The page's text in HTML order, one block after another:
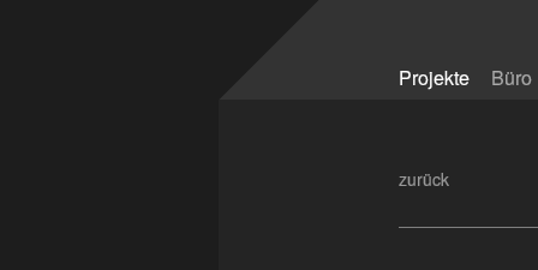
zurück
Projekte Büro